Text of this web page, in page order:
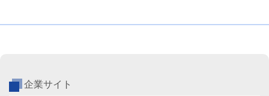
企業サイト